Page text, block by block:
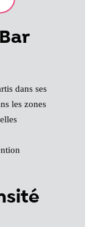
dans ses
les zones